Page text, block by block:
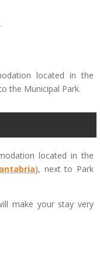
located in the
the Municipal Park.
located in the
), next to Park
make your stay very